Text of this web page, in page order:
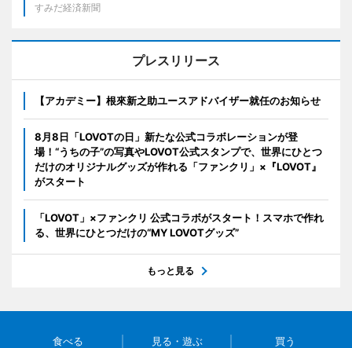
すみだ経済新聞
プレスリリース
【アカデミー】根來新之助ユースアドバイザー就任のお知らせ
8月8日「LOVOTの日」新たな公式コラボレーションが登
場！“うちの子”の写真やLOVOT公式スタンプで、世界にひとつ
だけのオリジナルグッズが作れる「ファンクリ」×『LOVOT』
がスタート
「LOVOT」×ファンクリ 公式コラボがスタート！スマホで作れ
る、世界にひとつだけの“MY LOVOTグッズ”
もっと見る
食べる 見る・遊ぶ 買う